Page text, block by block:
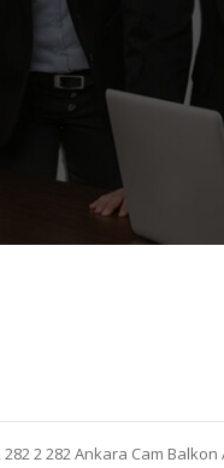
2 282 Ankara Cam